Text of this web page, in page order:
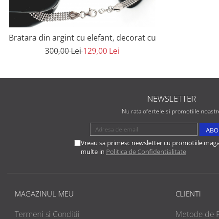
Bratara din argint cu elefant, decorat cu pietre
300,00 Lei129,00 Lei
NEWSLETTER
Nu rata ofertele si promotiile
Vreau sa primesc newsletter cu promotiile
multe in Politica de Confidentialitate
MAGAZINUL MEU
Termeni si Conditii
CLIENTI
Metode de